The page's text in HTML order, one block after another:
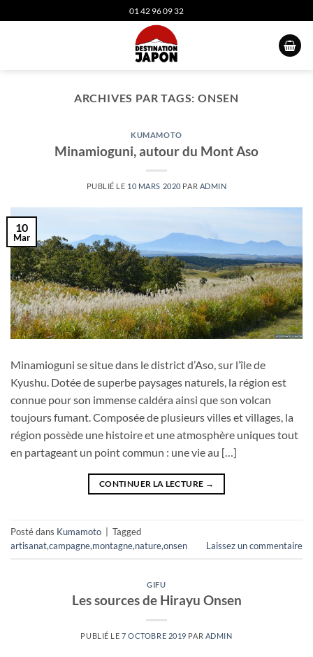
au
01 42 96 09 32
ARCHIVES PAR TAGS:ONSEN
KUMAMOTO
Minamioguni, autour du Mont Aso
PUBLIÉ LE 10 MARS 2020 PAR ADMIN
10
Mar
Minamioguni se situe dans le district d’Aso, sur l’île de
Kyushu. Dotée de superbe paysages naturels, la région est
connue pour son immense caldéra ainsi que son volcan
toujours fumant. Composée de plusieurs villes et villages, la
région possède une histoire et une atmosphère uniques tout
en partageant un point commun : une vie au […]
CONTINUER LA LECTURE →
Posté dans Kumamoto
Tagged
artisanat,campagne,montagne,nature,onsen Laissez un commentaire
GIFU
Les sources de Hirayu Onsen
PUBLIÉ LE7 OCTOBRE 2019 PAR ADMIN